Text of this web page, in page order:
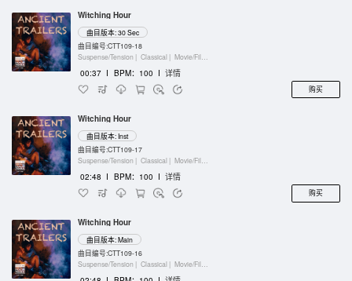
Witching Hour
曲目版本: 30 Sec
曲目编号:CTT109-18
Suspense/Tension | Classical | Movie/Film/Tv |
00:37 I BPM：100 I 详情
购买
Witching Hour
曲目版本: Inst
曲目编号:CTT109-17
Suspense/Tension | Classical | Movie/Film/Tv |
02:48 I BPM：100 I 详情
购买
Witching Hour
曲目版本: Main
曲目编号:CTT109-16
Suspense/Tension | Classical | Movie/Film/Tv |